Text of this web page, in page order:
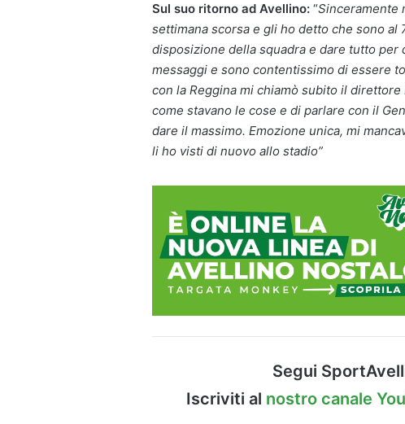
Sul suo ritorno ad Avellino: “Sinceramente
settimana scorsa e gli ho detto che sono
disposizione della squadra e dare tutto
messaggi e sono contentissimo di essere
con la Reggina mi chiamò subito il
come stavano le cose e di parlare con il
dare il massimo. Emozione unica, mi
li ho visti di nuovo allo stadio”
Segui
Iscriviti al nostro canale